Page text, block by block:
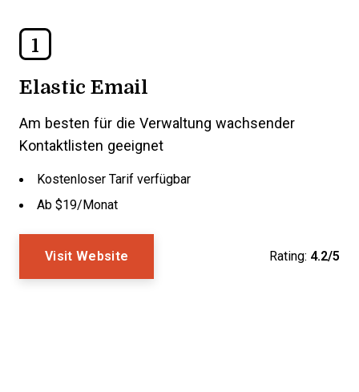
1
Elastic Email
Am besten für die Verwaltung wachsender
Kontaktlisten geeignet
Kostenloser Tarif verfügbar
Ab $19/Monat
Visit Website Rating: 4.2/5